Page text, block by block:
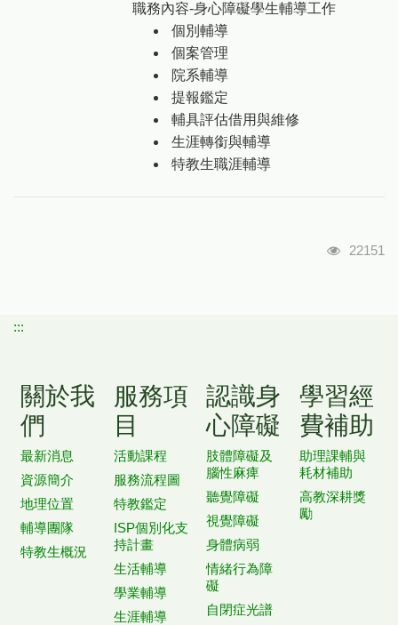
職務內容-身心障礙學生輔導工作
個別輔導
個案管理
院系輔導
提報鑑定
輔具評估借用與維修
生涯轉銜與輔導
特教生職涯輔導
瀏覽人次
22151
:::
關於我
們
最新消息
資源簡介
地理位置
輔導團隊
特教生概況
服務項
目
活動課程
服務流程圖
特教鑑定
ISP個別化支
持計畫
生活輔導
學業輔導
生涯輔導
認識身
心障礙
肢體障礙及
腦性麻痺
聽覺障礙
視覺障礙
身體病弱
情緒行為障
礙
自閉症光譜
學習經
費補助
助理課輔與
耗材補助
高教深耕獎
勵